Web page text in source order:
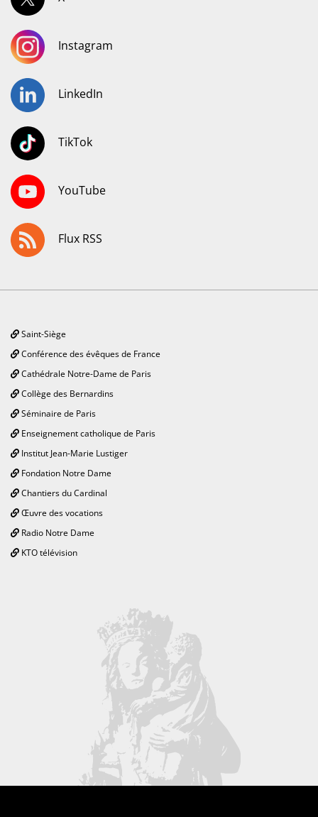
Instagram
LinkedIn
TikTok
YouTube
Flux RSS
Saint-Siège
Conférence des évêques de France
Cathédrale Notre-Dame de Paris
Collège des Bernardins
Séminaire de Paris
Enseignement catholique de Paris
Institut Jean-Marie Lustiger
Fondation Notre Dame
Chantiers du Cardinal
Œuvre des vocations
Radio Notre Dame
KTO télévision